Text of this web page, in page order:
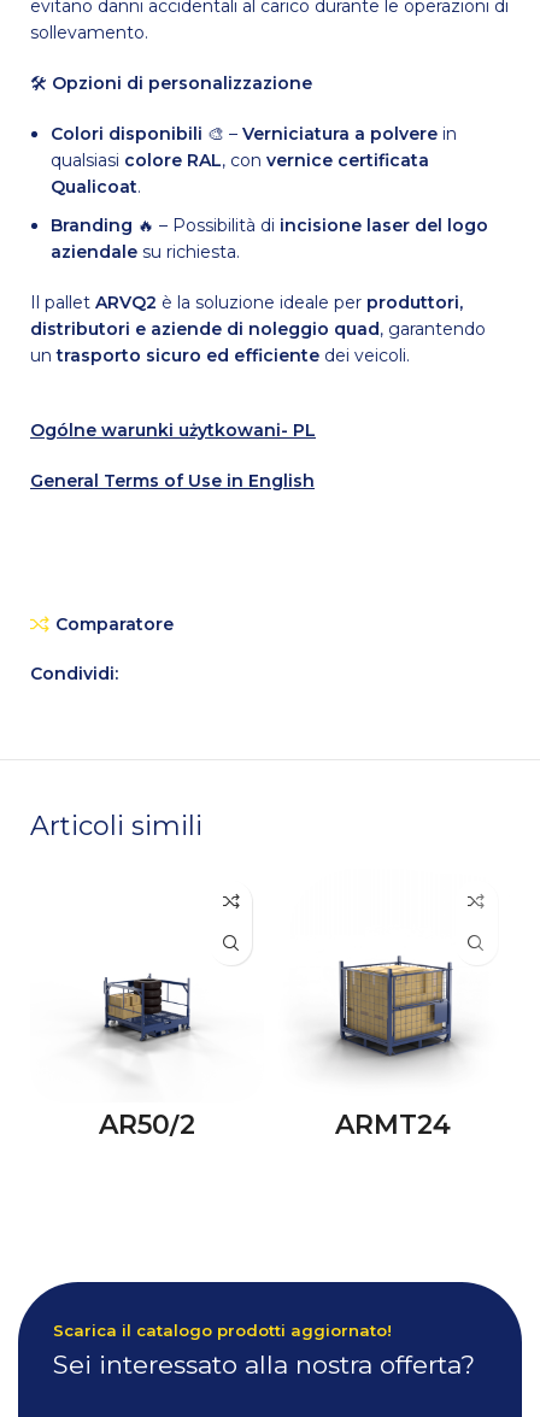
evitano danni accidentali al carico durante le operazioni di
sollevamento.
🛠 Opzioni di personalizzazione
Colori disponibili 🎨 –Verniciatura a polvere in
qualsiasi colore RAL, convernice certificata
Qualicoat.
Branding 🔥 – Possibilità di incisione laser del logo
aziendale su richiesta.
Il palletARVQ2 è la soluzione ideale per produttori,
distributori e aziende di noleggio quad, garantendo
untrasporto sicuro ed efficiente dei veicoli.
Ogólne warunki użytkowani- PL
General Terms of Use in English
Comparatore
Condividi:
Articoli simili
AR50/2 ARMT24
Scarica il catalogo prodotti aggiornato!
Sei interessato alla nostra offerta?